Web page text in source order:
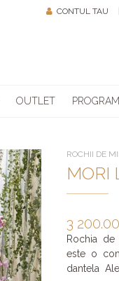
CONTUL TAU
OUTLET
ROCHII DE
MORI
3
Rochia
este o
dantela